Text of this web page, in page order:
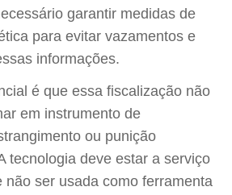
garantir medidas de
para evitar vazamentos e
informações.
é que essa fiscalização não
em instrumento de
ou punição
tecnologia deve estar a serviço
não ser usada como ferramenta